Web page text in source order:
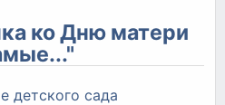
ко Дню матери
детского сада